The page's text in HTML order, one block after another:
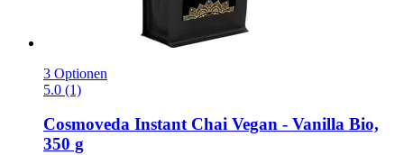
3 Optionen
5.0 (1)
Cosmoveda Instant Chai Vegan -​ Vanilla Bio,
350 g